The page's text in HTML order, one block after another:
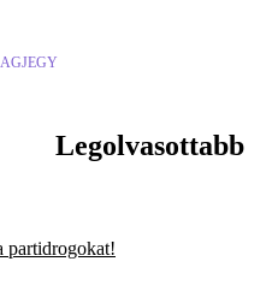
Legolvasottabb
partidrogokat!